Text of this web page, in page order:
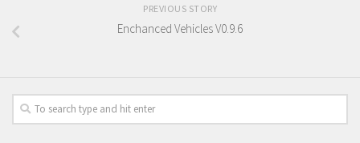
PREVIOUS STORY
Enchanced Vehicles V0.9.6